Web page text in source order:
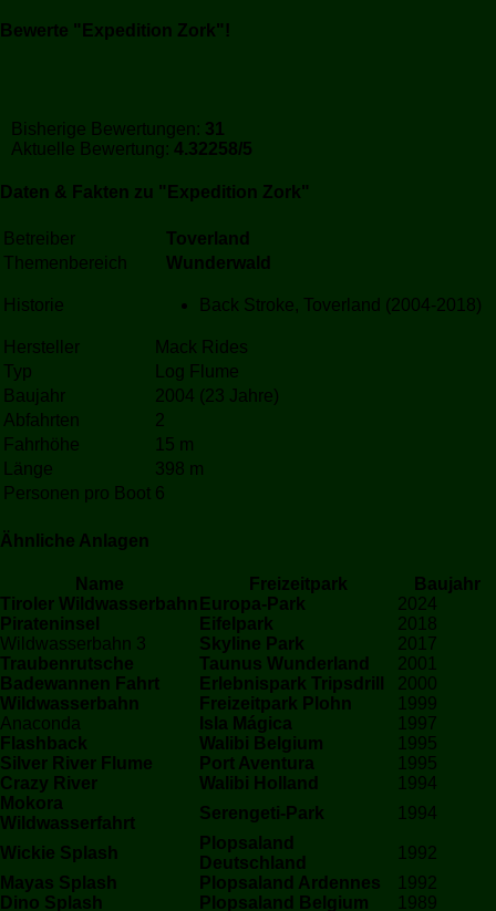
Bewerte "Expedition Zork"!
Bisherige Bewertungen: 31
Aktuelle Bewertung: 4.32258/5
Daten & Fakten zu "Expedition Zork"
Betreiber
Toverland
Themenbereich
Wunderwald
Historie Back Stroke, Toverland (2004-2018)
Hersteller
Mack Rides
Typ
Log Flume
Baujahr
2004 (23 Jahre)
Abfahrten
2
Fahrhöhe
15 m
Länge
398 m
Personen pro Boot 6
Ähnliche Anlagen
Name Freizeitpark
Baujahr
Tiroler Wildwasserbahn Europa-Park
2024
Pirateninsel
Eifelpark
2018
Wildwasserbahn 3
Skyline Park
2017
Traubenrutsche
Taunus Wunderland
2001
Badewannen Fahrt
Erlebnispark Tripsdrill
2000
Wildwasserbahn
Freizeitpark Plohn
1999
Anaconda
Isla Mágica
1997
Flashback
Walibi Belgium
1995
Silver River Flume
Port Aventura
1995
Crazy River
Walibi Holland
1994
Mokora
Wildwasserfahrt
Serengeti-Park 1994
Wickie Splash
Plopsaland
Deutschland
1992
Mayas Splash
Plopsaland Ardennes
1992
Dino Splash
Plopsaland Belgium
1989